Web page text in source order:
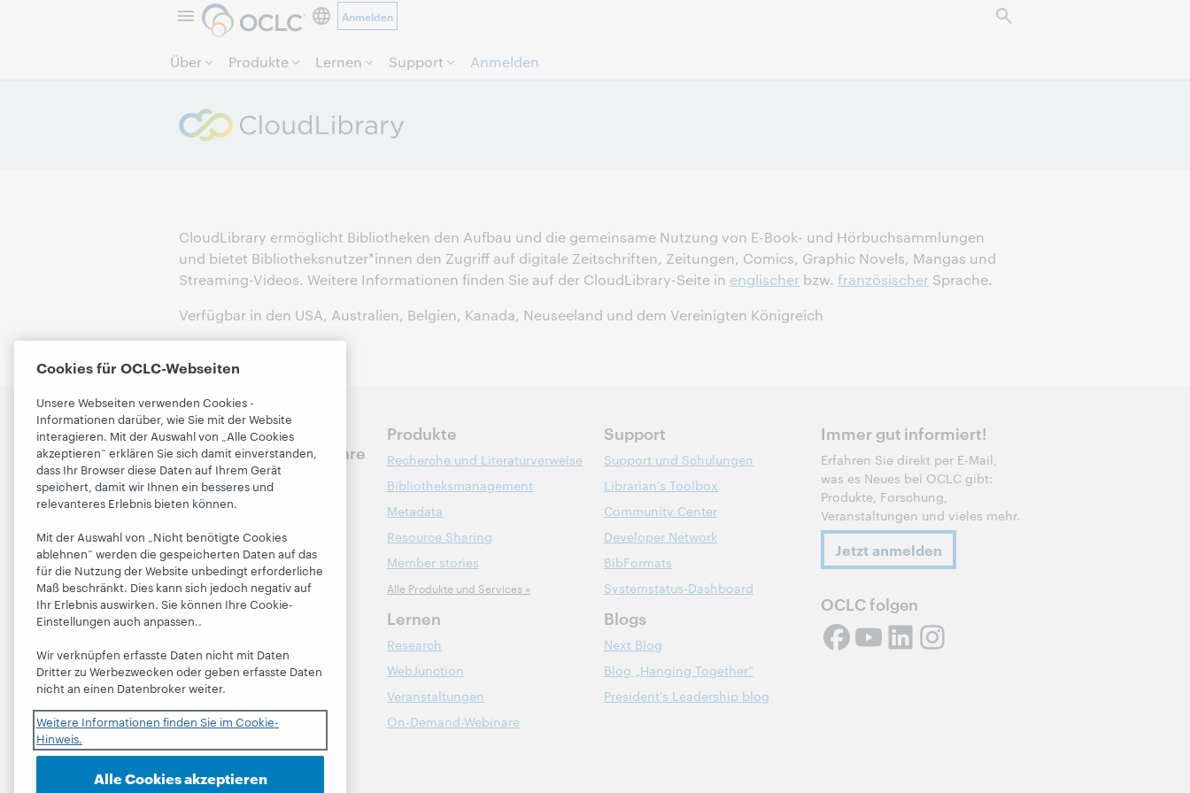
Anmelden
Über Produkte Lernen Support Anmelden
CloudLibrary ermöglicht Bibliotheken den Aufbau und die gemeinsame Nutzung von E-Book- und Hörbuchsammlungen
und bietet Bibliotheksnutzer*innen den Zugriff auf digitale Zeitschriften, Zeitungen, Comics, Graphic Novels, Mangas und
Streaming-Videos. Weitere Informationen finden Sie auf der CloudLibrary-Seite in englischer bzw. französischer Sprache.
Verfügbar in den USA, Australien, Belgien, Kanada, Neuseeland und dem Vereinigten Königreich
Besprechen Sie die
nächsten Schritte für Ihre
Bibliothek
Kontakt
Über
Über OCLC
Stellenangebote
Finanzen
Führung
Mitgliedschaft
Produkte
Recherche und Literaturverweise
Bibliotheksmanagement
Metadata
Resource Sharing
Member stories
Alle Produkte und Services »
Lernen
Research
WebJunction
Veranstaltungen
On-Demand-Webinare
Support
Support und Schulungen
Librarian’s Toolbox
Community Center
Developer Network
BibFormats
Systemstatus-Dashboard
Blogs
Next Blog
Blog „Hanging Together“
President's Leadership blog
Immer gut informiert!
Erfahren Sie direkt per E-Mail,
was es Neues bei OCLC gibt:
Produkte, Forschung,
Veranstaltungen und vieles mehr.
Jetzt anmelden
OCLC folgen
Cookies für OCLC-Webseiten
Unsere Webseiten verwenden Cookies -
Informationen darüber, wie Sie mit der Website
interagieren. Mit der Auswahl von „Alle Cookies
akzeptieren“ erklären Sie sich damit einverstanden,
dass Ihr Browser diese Daten auf Ihrem Gerät
speichert, damit wir Ihnen ein besseres und
relevanteres Erlebnis bieten können.
Mit der Auswahl von „Nicht benötigte Cookies
ablehnen“ werden die gespeicherten Daten auf das
für die Nutzung der Website unbedingt erforderliche
Maß beschränkt. Dies kann sich jedoch negativ auf
Ihr Erlebnis auswirken. Sie können Ihre Cookie-
Einstellungen auch anpassen..
Wir verknüpfen erfasste Daten nicht mit Daten
Dritter zu Werbezwecken oder geben erfasste Daten
nicht an einen Datenbroker weiter.
Weitere Informationen finden Sie im Cookie-
Hinweis.
Alle Cookies akzeptieren